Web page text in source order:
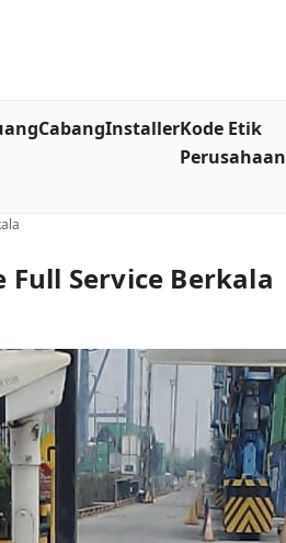
CabangInstallerKode Etik
Perusahaan
Service Berkala